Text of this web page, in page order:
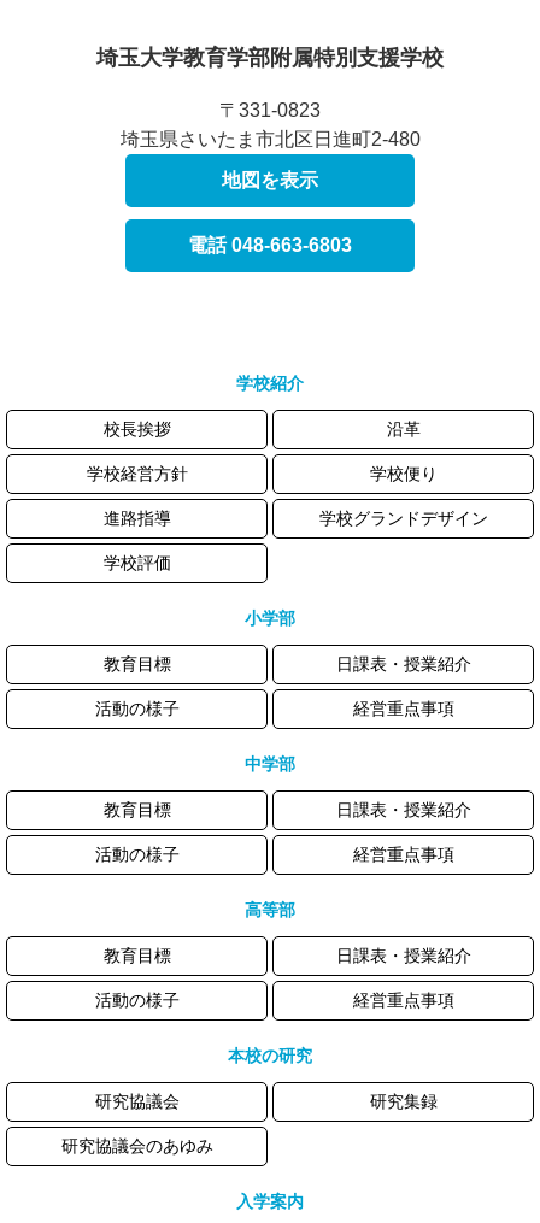
埼玉大学教育学部附属特別支援学校
〒331-0823
埼玉県さいたま市北区日進町2-480
地図を表示
電話 048-663-6803
学校紹介
校長挨拶 沿革
学校経営方針 学校便り
進路指導 学校グランドデザイン
学校評価
小学部
教育目標 日課表・授業紹介
活動の様子 経営重点事項
中学部
教育目標 日課表・授業紹介
活動の様子 経営重点事項
高等部
教育目標 日課表・授業紹介
活動の様子 経営重点事項
本校の研究
研究協議会 研究集録
研究協議会のあゆみ
入学案内